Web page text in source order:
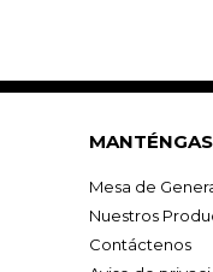
Mesa de
Nuestros
Contáctenos